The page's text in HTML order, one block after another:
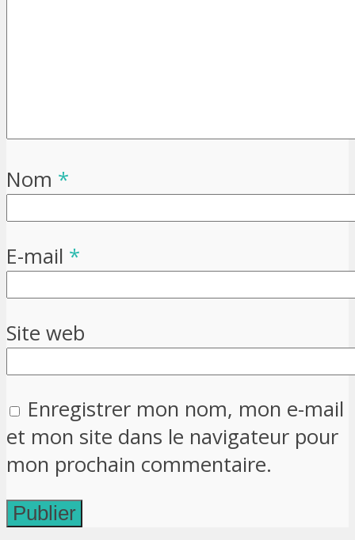
Nom *
E-mail *
Site web
Enregistrer mon nom, mon e-mail
et mon site dans le navigateur pour
mon prochain commentaire.